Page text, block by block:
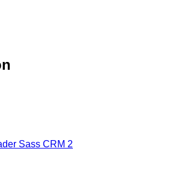
Sass CRM 2